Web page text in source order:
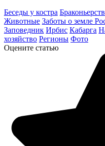
Беседы у костра
Животные Заботы о земле
Заповедник Ирбис Кабарга
хозяйство Регионы Фото
Оцените статью